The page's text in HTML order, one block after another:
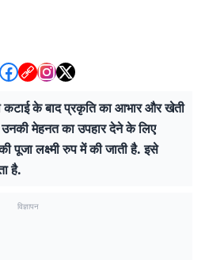
के बाद प्रकृति का आभार और खेती
मेहनत का उपहार देने के लिए
पूजा लक्ष्मी रुप में की जाती है. इसे
है.
विज्ञापन